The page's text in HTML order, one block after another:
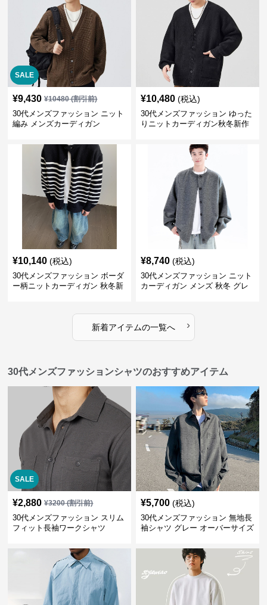
SALE
¥9,430 ¥10480(割引前)
30代メンズファッション ニット
編み メンズカーディガン
¥10,480 (税込)
30代メンズファッション ゆった
りニットカーディガン秋冬新作
¥10,140 (税込)
30代メンズファッション ボーダ
ー柄ニットカーディガン 秋冬新
¥8,740 (税込)
30代メンズファッション ニット
カーディガン メンズ 秋冬 グレ
新着アイテムの一覧へ ›
30代メンズファッションシャツのおすすめアイテム
SALE
¥2,880 ¥3200(割引前)
30代メンズファッション スリム
フィット長袖ワークシャツ
¥5,700 (税込)
30代メンズファッション 無地長
袖シャツ グレー オーバーサイズ